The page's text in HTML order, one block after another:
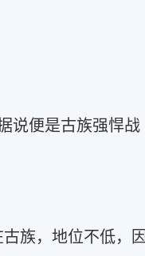
说便是古族强悍战
族，地位不低，因